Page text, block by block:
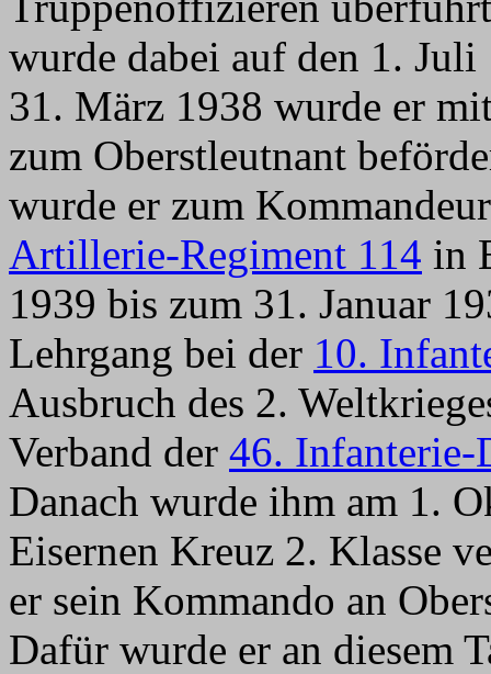
wurde dabei auf den 1.
31. März 1938 wurde er
zum Oberstleutnant
wurde er zum
Artillerie-Regiment 114 in
1939 bis zum 31. Januar
Lehrgang bei der 10.
Ausbruch des 2.
Verband der 46.
Danach wurde ihm am 1.
Eisernen Kreuz 2. Klasse
er sein Kommando an
Dafür wurde er an diesem